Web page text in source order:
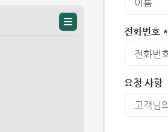
전화번호 *
요청 사항